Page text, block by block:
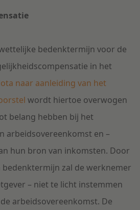
bedenktermijn voor de
in het
naar aanleiding van het
wordt hiertoe overwogen
belang hebben bij het
arbeidsovereenkomst en –
hun bron van inkomsten. Door
bedenktermijn zal de werknemer
– niet te licht instemmen
arbeidsovereenkomst. De